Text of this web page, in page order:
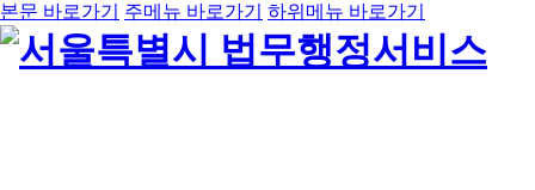
본문 바로가기 주메뉴 바로가기 하위메뉴 바로가기